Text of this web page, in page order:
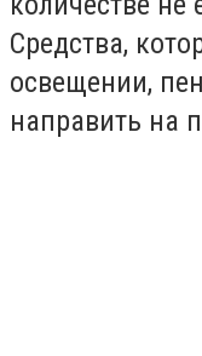
Средства,
освещении,
направить на